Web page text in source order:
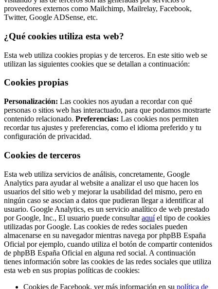
proveedores externos como Mailchimp, Mailrelay, Facebook,
Twitter, Google ADSense, etc.
¿Qué cookies utiliza esta web?
Esta web utiliza cookies propias y de terceros. En este sitio web se
utilizan las siguientes cookies que se detallan a continuación:
Cookies propias
Personalización: Las cookies nos ayudan a recordar con qué
personas o sitios web has interactuado, para que podamos mostrarte
contenido relacionado. Preferencias: Las cookies nos permiten
recordar tus ajustes y preferencias, como el idioma preferido y tu
configuración de privacidad.
Cookies de terceros
Esta web utiliza servicios de análisis, concretamente, Google
Analytics para ayudar al website a analizar el uso que hacen los
usuarios del sitio web y mejorar la usabilidad del mismo, pero en
ningún caso se asocian a datos que pudieran llegar a identificar al
usuario. Google Analytics, es un servicio analítico de web prestado
por Google, Inc., El usuario puede consultaraquíel tipo de cookies
utilizadas por Google. Las cookies de redes sociales pueden
almacenarse en su navegador mientras navega por phpBB España
Oficial por ejemplo, cuando utiliza el botón de compartir contenidos
de phpBB España Oficial en alguna red social. A continuación
tienes información sobre las cookies de las redes sociales que utiliza
esta web en sus propias políticas de cookies:
Cookies de Facebook, ver más información en su política de